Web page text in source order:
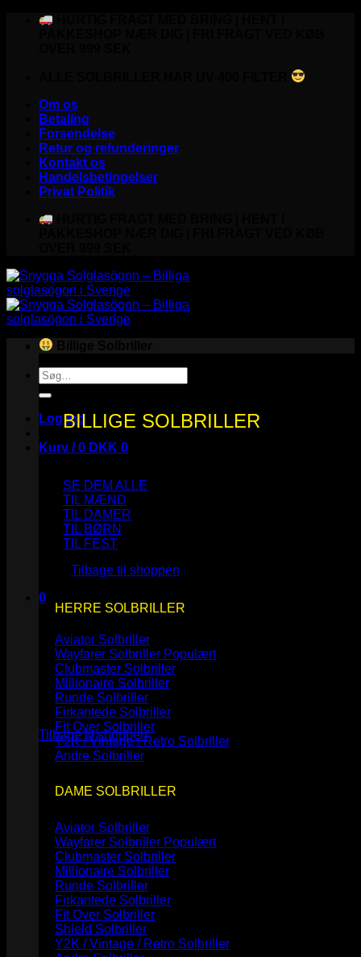
Fortsæt
Om os
Betaling
Forsendelse
Retur og refunderinger
Kontakt os
Handelsbetingelser
Privat Politik
Søg
efter:
Log ind
Kurv /0 DKK 0
Ingen varer i kurven.
Tilbage til shoppen
0
Kurv
Ingen varer i kurven.
Tilbage til shoppen
BILLIGE SOLBRILLER
SE DEM ALLE
TIL MÆND
TIL DAMER
TIL BØRN
TIL FEST
HERRE SOLBRILLER
Aviator Solbriller
Wayfarer Solbriller
Clubmaster Solbriller
Millionaire Solbriller
Runde Solbriller
Firkantede Solbriller
Fit Over Solbriller
Y2K / Vintage / Retro Solbriller
Andre Solbriller
DAME SOLBRILLER
Aviator Solbriller
Wayfarer Solbriller
Clubmaster Solbriller
Millionaire Solbriller
Runde Solbriller
Firkantede Solbriller
Fit Over Solbriller
Shield Solbriller
Y2K / Vintage / Retro Solbriller